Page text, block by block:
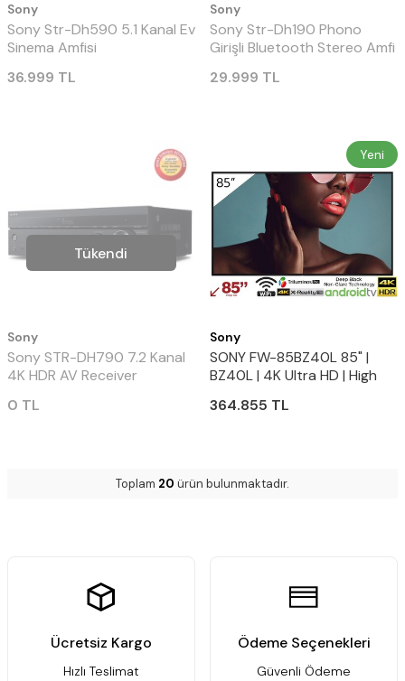
Sony
Sony Str-Dh590 5.1 Kanal Ev
Sinema Amfisi
36.999 TL
Sony
Sony Str-Dh190 Phono
Girişli Bluetooth Stereo Amfi
29.999 TL
Tükendi
Sony
Sony STR-DH790 7.2 Kanal
4K HDR AV Receiver
0 TL
Yeni
Sony
SONY FW-85BZ40L 85" |
BZ40L | 4K Ultra HD | High
Smart (Android)
364.855 TL
Toplam 20 ürün bulunmaktadır.
Ücretsiz Kargo
Hızlı Teslimat
Ödeme Seçenekleri
Güvenli Ödeme